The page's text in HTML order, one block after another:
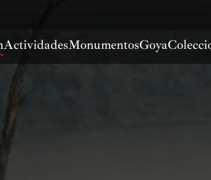
ActividadesMonumentosGoya